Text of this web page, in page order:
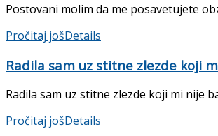
Postovani molim da me posavetujete
Pročitaj jošDetails
Radila sam uz stitne zlezde koji
Radila sam uz stitne zlezde koji mi nije
Pročitaj jošDetails